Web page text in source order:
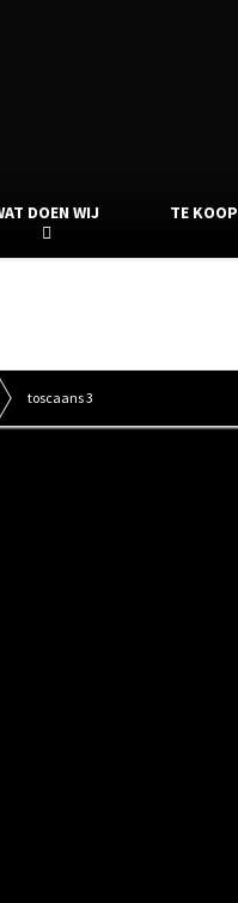
DOEN WIJ TE KOOP
toscaans 3